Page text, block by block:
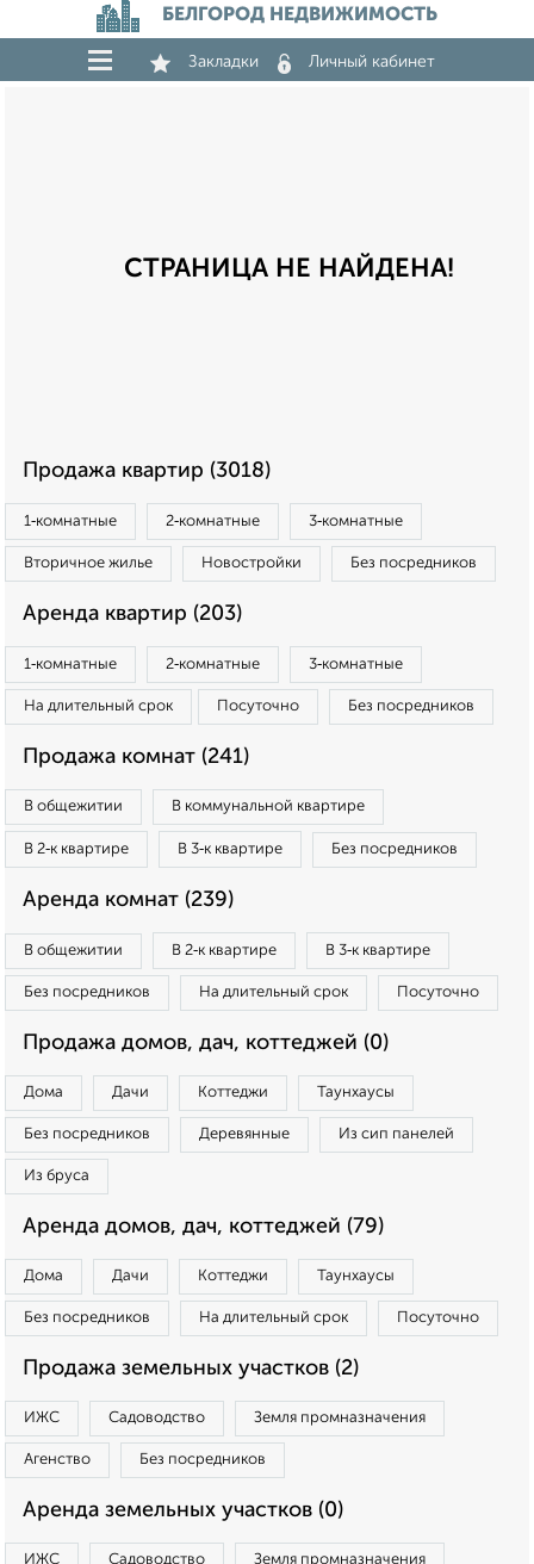
БЕЛГОРОД НЕДВИЖИМОСТЬ
Закладки Личный кабинет
СТРАНИЦА НЕ НАЙДЕНА!
Продажа квартир (3018)
1‑комнатные 2‑комнатные 3‑комнатные
Вторичное жилье Новостройки Без посредников
Аренда квартир (203)
1‑комнатные 2‑комнатные 3‑комнатные
На длительный срок Посуточно Без посредников
Продажа комнат (241)
В общежитии В коммунальной квартире
В 2‑к квартире В 3‑к квартире Без посредников
Аренда комнат (239)
В общежитии В 2‑к квартире В 3‑к квартире
Без посредников На длительный срок Посуточно
Продажа домов, дач, коттеджей (0)
Дома Дачи Коттеджи Таунхаусы
Без посредников Деревянные Из сип панелей
Из бруса
Аренда домов, дач, коттеджей (79)
Дома Дачи Коттеджи Таунхаусы
Без посредников На длительный срок Посуточно
Продажа земельных участков (2)
ИЖС Садоводство Земля промназначения
Агенство Без посредников
Аренда земельных участков (0)
ИЖС Садоводство Земля промназначения